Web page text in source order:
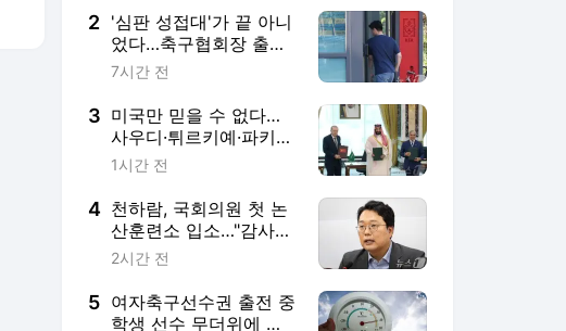
2 '심판 성접대'가 끝 아니
었다…축구협회장 출장
에 부인 3회 동반 '펑펑'
7시간 전
3 미국만 믿을 수 없다…
사우디·튀르키예·파키스
탄 '공동방위협정' 체결
1시간 전
4 천하람, 국회의원 첫 논
산훈련소 입소…"감사하
는 마음으로 훈련"
2시간 전
5 여자축구선수권 출전 중
학생 선수 무더위에 탈